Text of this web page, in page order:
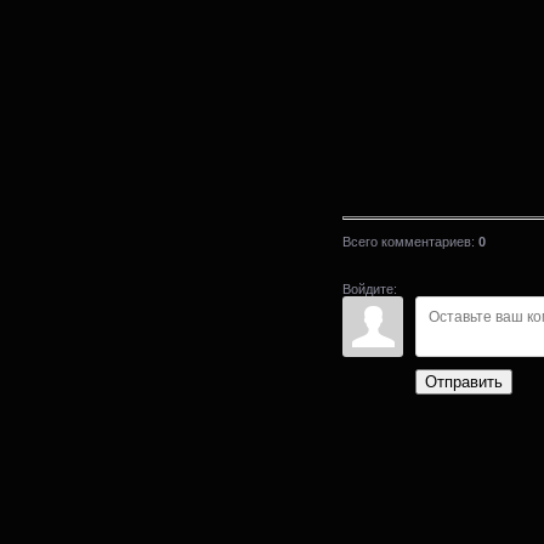
Всего комментариев: 0
Войдите:
Отправить